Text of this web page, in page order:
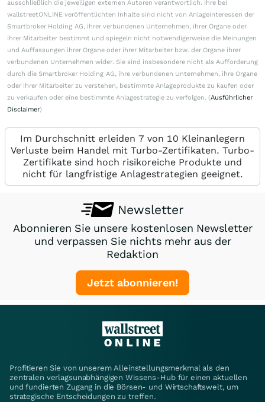
ausschließlich die jeweiligen externen Autoren verantwortlich. Ihre bei
wallstreetONLINE veröffentlichten Inhalte sind nicht von Anlageinteressen der
Smartbroker Holding AG, ihrer verbundenen Unternehmen, ihrer Organe oder
ihrer Mitarbeiter bestimmt und spiegeln nicht notwendigerweise die Meinungen
und Auffassungen ihrer Organe oder ihrer Mitarbeiter bzw. der Organe ihrer
verbundenen Unternehmen wider. Sie sind insbesondere nicht als Aufforderung
durch die Smartbroker Holding AG, ihre verbundenen Unternehmen, ihre Organe
oder ihrer Mitarbeiter zu verstehen, bestimmte Anlageprodukte zu kaufen oder
zu verkaufen oder eine bestimmte Anlagestrategie zu verfolgen. (Ausführlicher
Disclaimer)
Im Durchschnitt erleiden 7 von 10 Kleinanlegern
Verluste beim Handel mit Turbo-Zertifikaten. Turbo-
Zertifikate sind hoch risikoreiche Produkte und
nicht für langfristige Anlagestrategien geeignet.
Newsletter
Abonnieren Sie unsere kostenlosen Newsletter
und verpassen Sie nichts mehr aus der
Redaktion
Jetzt abonnieren!
Profitieren Sie von unserem Alleinstellungsmerkmal als den
zentralen verlagsunabhängigen Wissens-Hub für einen aktuellen
und fundierten Zugang in die Börsen- und Wirtschaftswelt, um
strategische Entscheidungen zu treffen.